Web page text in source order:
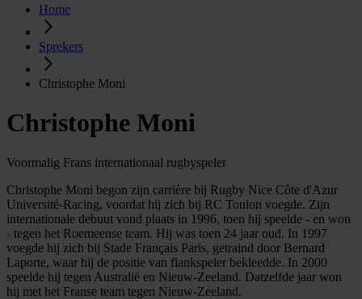
Home
Sprekers
Christophe Moni
Christophe Moni
Voormalig Frans internationaal rugbyspeler
Christophe Moni begon zijn carrière bij Rugby Nice Côte d'Azur
Université-Racing, voordat hij zich bij RC Toulon voegde. Zijn
internationale debuut vond plaats in 1996, toen hij speelde - en won
- tegen het Roemeense team. Hij was toen 24 jaar oud. In 1997
voegde hij zich bij Stade Français Paris, getraind door Bernard
Laporte, waar hij de positie van flankspeler bekleedde. In 2000
speelde hij tegen Australië en Nieuw-Zeeland. Datzelfde jaar won
hij met het Franse team tegen Nieuw-Zeeland.